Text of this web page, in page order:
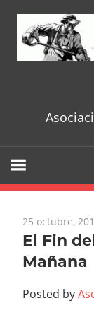
content
25 octubre,
El Fin
Mañana
Posted by